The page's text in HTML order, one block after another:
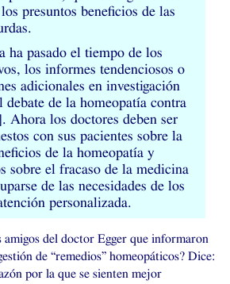
presuntos beneficios de las
ha pasado el tiempo de los
los informes tendenciosos o
adicionales en investigación
debate de la homeopatía contra
los doctores deben ser
con sus pacientes sobre la
de la homeopatía y
sobre el fracaso de la medicina
de las necesidades de los
personalizada.
amigos del doctor Egger que informaron
de “remedios” homeopáticos? Dice:
por la que se sienten mejor